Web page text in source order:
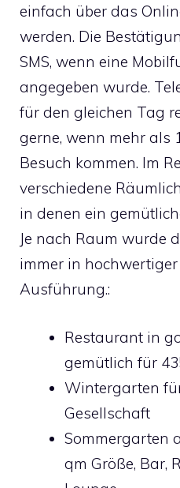
einfach über das
werden. Die
SMS, wenn eine
angegeben wurde.
für den gleichen Tag
gerne, wenn mehr als
Besuch kommen. Im
verschiedene
in denen ein
Je nach Raum wurde
immer in
Ausführung.:
Restaurant in
gemütlich für
Wintergarten
Gesellschaft
Sommergarten
qm Größe, Bar,